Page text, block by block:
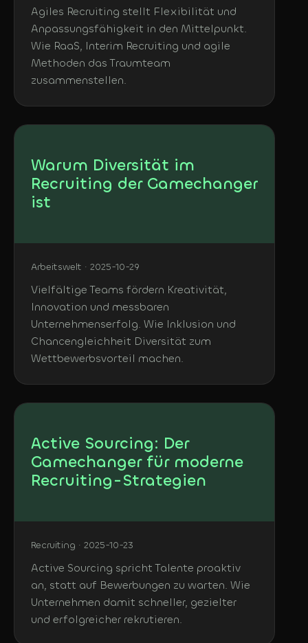
Agiles Recruiting stellt Flexibilität und
Anpassungsfähigkeit in den Mittelpunkt.
Wie RaaS, Interim Recruiting und agile
Methoden das Traumteam
zusammenstellen.
Warum Diversität im
Recruiting der Gamechanger
ist
Arbeitswelt · 2025-10-29
Vielfältige Teams fördern Kreativität,
Innovation und messbaren
Unternehmenserfolg. Wie Inklusion und
Chancengleichheit Diversität zum
Wettbewerbsvorteil machen.
Active Sourcing: Der
Gamechanger für moderne
Recruiting-Strategien
Recruiting · 2025-10-23
Active Sourcing spricht Talente proaktiv
an, statt auf Bewerbungen zu warten. Wie
Unternehmen damit schneller, gezielter
und erfolgreicher rekrutieren.